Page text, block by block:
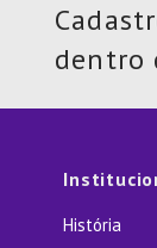
dentro
História